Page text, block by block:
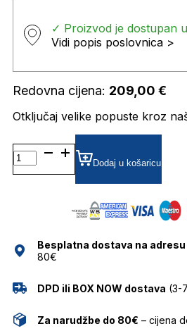
✓ Proizvod je dostupan
Vidi popis poslovnica >
Redovna cijena: 209,00 €
Otključaj velike popuste kroz
MO5049 DIOPTRIJSKI
OKVIRI
MAX&CO.
Dodaj u košaricu
Besplatna dostava na adresu
80€
DPD ili BOX NOW dostava (3-
Za narudžbe do 80€ – cijena